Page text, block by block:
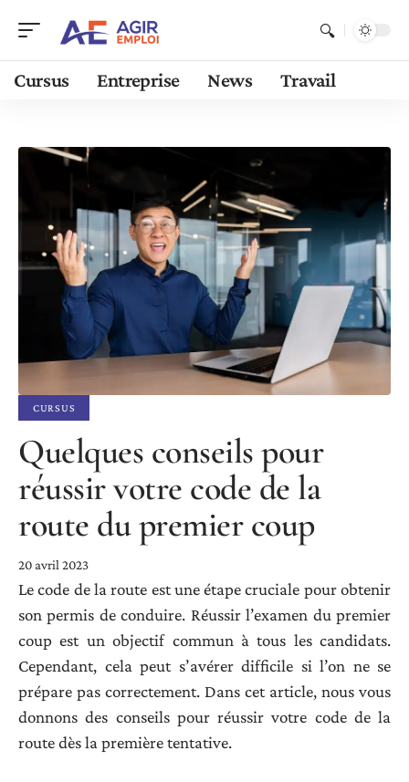
Cursus Entreprise News Travail
CURSUS
Quelques conseils pour
réussir votre code de la
route du premier coup
20 avril 2023
Le code de la route est une étape cruciale pour obtenir
son permis de conduire. Réussir l’examen du premier
coup est un objectif commun à tous les candidats.
Cependant, cela peut s’avérer difficile si l’on ne se
prépare pas correctement. Dans cet article, nous vous
donnons des conseils pour réussir votre code de la
route dès la première tentative.